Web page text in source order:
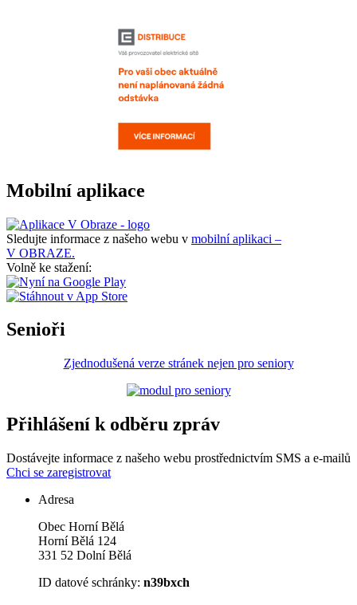
Mobilní aplikace
Sledujte informace z našeho webu v mobilní aplikaci –
V OBRAZE.
Volně ke stažení:
Senioři
Zjednodušená verze stránek nejen pro seniory
Přihlášení k odběru zpráv
Dostávejte informace z našeho webu prostřednictvím SMS a e-mailů
Chci se zaregistrovat
Adresa
Obec Horní Bělá
Horní Bělá 124
331 52 Dolní Bělá
ID datové schránky: n39bxch